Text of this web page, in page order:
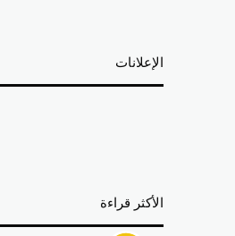
الإعلانات
الأكثر قراءة